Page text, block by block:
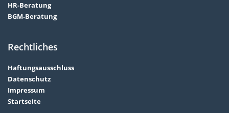
HR-Beratung
BGM-Beratung
Rechtliches
Haftungsausschluss
Datenschutz
Impressum
Startseite